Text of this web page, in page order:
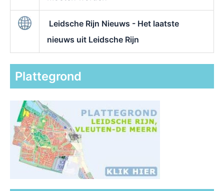
Leidsche Rijn Nieuws - Het laatste
nieuws uit Leidsche Rijn
Plattegrond